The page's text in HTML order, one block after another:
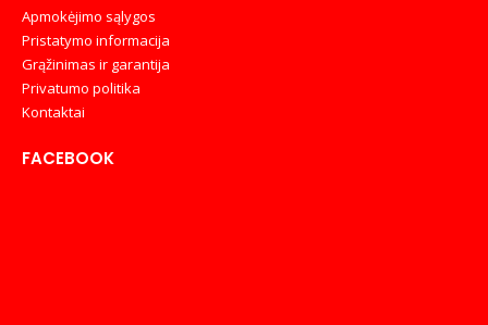
Apmokėjimo sąlygos
Pristatymo informacija
Grąžinimas ir garantija
Privatumo politika
Kontaktai
FACEBOOK